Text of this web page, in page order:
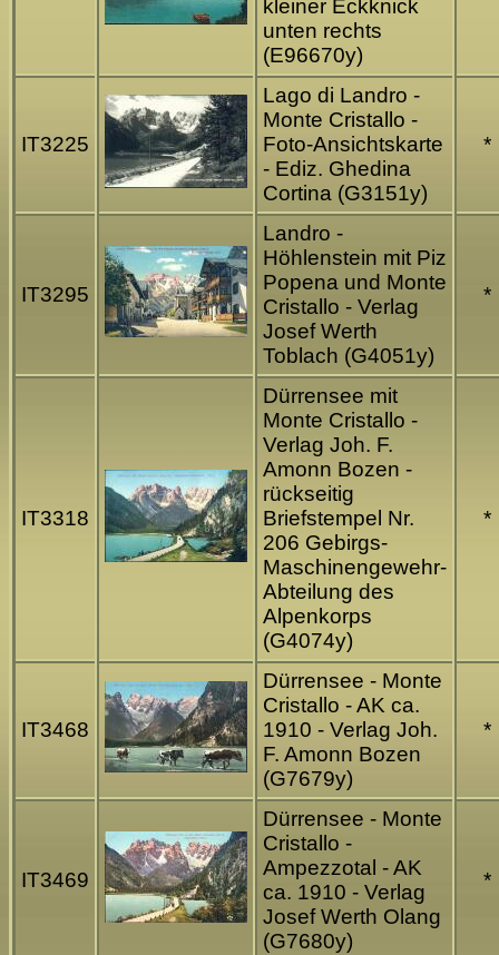
kleiner Eckknick
unten rechts
(E96670y)
IT3225
Lago di Landro -
Monte Cristallo -
Foto-Ansichtskarte
- Ediz. Ghedina
Cortina (G3151y)
*
IT3295
Landro -
Höhlenstein mit Piz
Popena und Monte
Cristallo - Verlag
Josef Werth
Toblach (G4051y)
*
IT3318
Dürrensee mit
Monte Cristallo -
Verlag Joh. F.
Amonn Bozen -
rückseitig
Briefstempel Nr.
206 Gebirgs-
Maschinengewehr-
Abteilung des
Alpenkorps
(G4074y)
*
IT3468
Dürrensee - Monte
Cristallo - AK ca.
1910 - Verlag Joh.
F. Amonn Bozen
(G7679y)
*
IT3469
Dürrensee - Monte
Cristallo -
Ampezzotal - AK
ca. 1910 - Verlag
Josef Werth Olang
(G7680y)
*